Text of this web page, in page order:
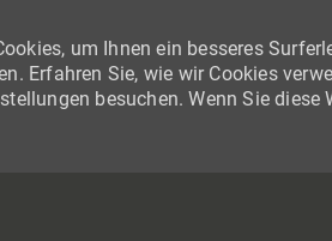
um Ihnen ein besseres
Erfahren Sie, wie wir Cookies
besuchen. Wenn Sie